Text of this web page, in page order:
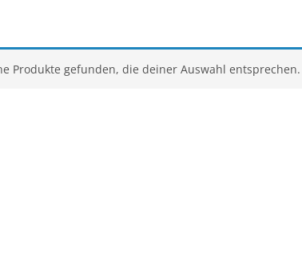
Produkte gefunden, die deiner Auswahl entsprechen.